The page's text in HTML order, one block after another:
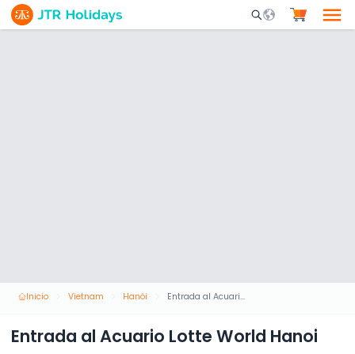
Mobile Search
Inicio Vietnam Hanói Entrada al Acuario Lotte World Hanoi
Entrada al Acuario Lotte World Hanoi